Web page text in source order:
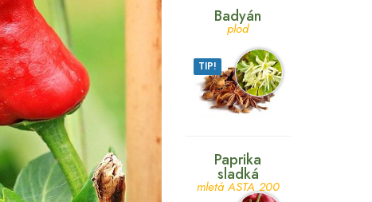
Badyán
plod
TIP!
Paprika
sladká
mletá ASTA 200